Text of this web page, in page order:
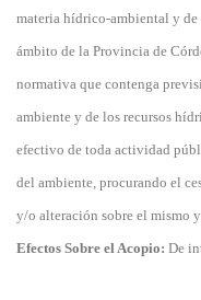
materia hídrico-ambiental y de
ámbito de la Provincia de
normativa que contenga
ambiente y de los recursos
efectivo de toda actividad
del ambiente, procurando el
y/o alteración sobre el mismo
Efectos Sobre el Acopio: De